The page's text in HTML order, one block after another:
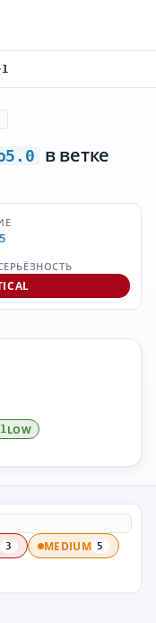
в ветке
1LOW
3 MEDIUM 5